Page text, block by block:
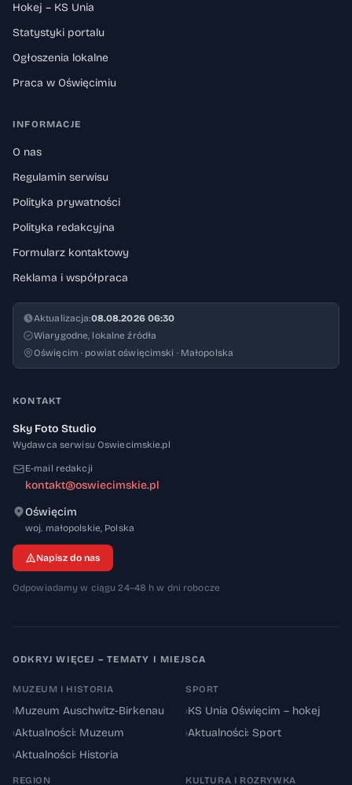
Hokej – KS Unia
Statystyki portalu
Ogłoszenia lokalne
Praca w Oświęcimiu
INFORMACJE
O nas
Regulamin serwisu
Polityka prywatności
Polityka redakcyjna
Formularz kontaktowy
Reklama i współpraca
Aktualizacja:08.08.2026 06:30
Wiarygodne, lokalne źródła
Oświęcim · powiat oświęcimski · Małopolska
KONTAKT
Sky Foto Studio
Wydawca serwisu Oswiecimskie.pl
E-mail redakcji
kontakt@oswiecimskie.pl
Oświęcim
woj. małopolskie, 32-600
Polska
Napisz do nas
Odpowiadamy w ciągu 24–48 h w dni robocze
ODKRYJ WIĘCEJ – TEMATY I MIEJSCA
MUZEUM I HISTORIA
›Muzeum Auschwitz-Birkenau
›Aktualności: Muzeum
›Aktualności: Historia
SPORT
›KS Unia Oświęcim – hokej
›Aktualności: Sport
REGION KULTURA I ROZRYWKA